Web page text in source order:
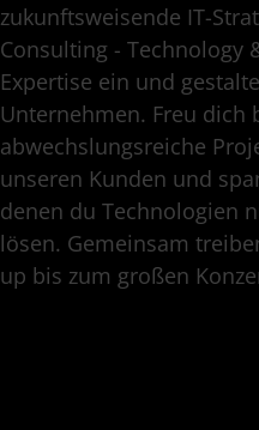
zukunftsweisende IT-
Consulting - Technology
Expertise ein und
Unternehmen. Freu dich
abwechslungsreiche
unseren Kunden und
denen du Technologien
lösen. Gemeinsam
up bis zum großen